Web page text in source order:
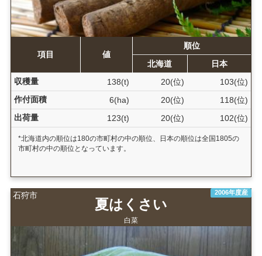
項目 値
順位
北海道
日本
収穫量
138(t) 20(位)
103(位)
作付面積
6(ha) 20(位)
118(位)
出荷量
123(t) 20(位) 102(位)
*北海道内の順位は180の市町村の中の順位、日本の順位は全国1805の
市町村の中の順位となっています。
石狩市 2006年度産
夏はくさい
白菜